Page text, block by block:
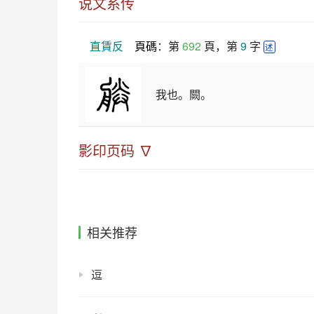
直賃反 頁碼：第 692 頁，第 9 字 述
我也。闕。
影印页码 ∇
相关推荐
逗